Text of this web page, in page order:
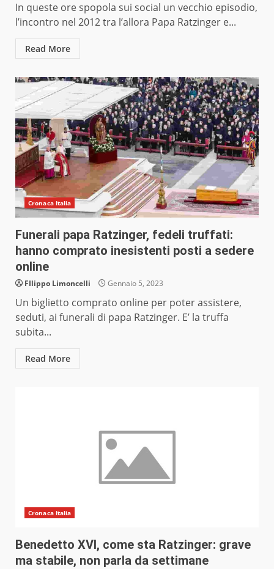
In queste ore spopola sui social un vecchio episodio,
l’incontro nel 2012 tra l’allora Papa Ratzinger e...
Read More
Cronaca Italia
Funerali papa Ratzinger, fedeli truffati:
hanno comprato inesistenti posti a sedere
online
FIlippo Limoncelli Gennaio 5, 2023
Un biglietto comprato online per poter assistere,
seduti, ai funerali di papa Ratzinger. E’ la truffa
subita...
Read More
Cronaca Italia
Benedetto XVI, come sta Ratzinger: grave
ma stabile, non parla da settimane